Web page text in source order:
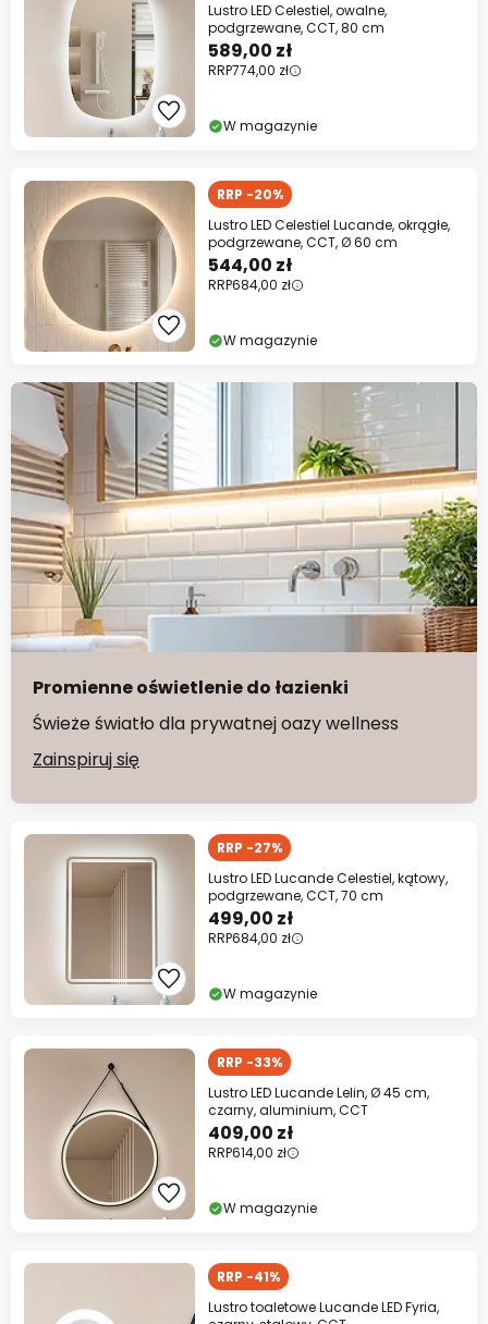
Lustro LED Celestiel, owalne,
podgrzewane, CCT, 80 cm
589,00 zł
RRP774,00 zł
W magazynie
RRP -20%
Lustro LED Celestiel Lucande, okrągłe,
podgrzewane, CCT, Ø 60 cm
544,00 zł
RRP684,00 zł
W magazynie
Promienne oświetlenie do łazienki
Świeże światło dla prywatnej oazy wellness
Zainspiruj się
RRP -27%
Lustro LED Lucande Celestiel, kątowy,
podgrzewane, CCT, 70 cm
499,00 zł
RRP684,00 zł
W magazynie
RRP -33%
Lustro LED Lucande Lelin, Ø 45 cm,
czarny, aluminium, CCT
409,00 zł
RRP614,00 zł
W magazynie
RRP -41%
Lustro toaletowe Lucande LED Fyria,